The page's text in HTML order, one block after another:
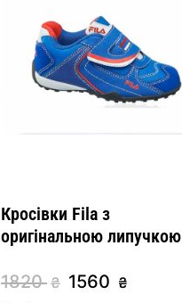
Кросівки Fila з
оригінальною липучкою
1820 ₴ 1560 ₴